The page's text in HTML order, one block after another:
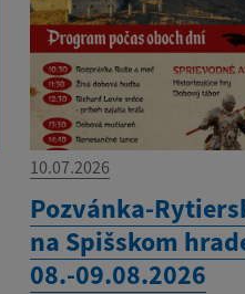
10.07.2026
Pozvánka-
na Spišskom
08.-09.08.2026